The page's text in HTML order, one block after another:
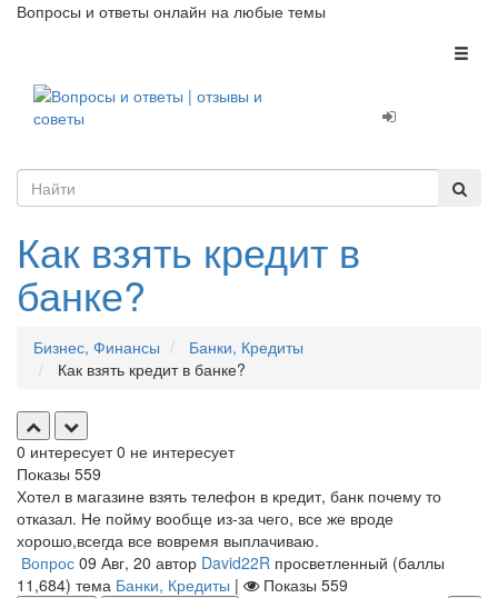
Вопросы и ответы онлайн на любые темы
Как взять кредит в
банке?
Бизнес, Финансы
Банки, Кредиты
Как взять кредит в банке?
0 интересует 0 не интересует
Показы 559
Хотел в магазине взять телефон в кредит, банк почему то
отказал. Не пойму вообще из-за чего, все же вроде
хорошо,всегда все вовремя выплачиваю.
Вопрос 09 Авг, 20 автор David22R просветленный (баллы
11,684) тема Банки, Кредиты | Показы 559